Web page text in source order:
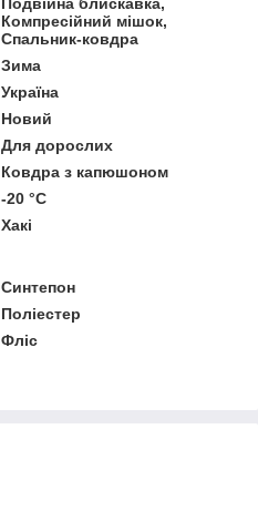
Компресійний мішок,
Спальник-ковдра
Зима
Україна
Новий
Для дорослих
Ковдра з капюшоном
-20 °С
Хакі
Синтепон
Поліестер
Фліс